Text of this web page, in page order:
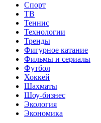
Спорт
ТВ
Теннис
Технологии
Тренды
Фигурное катание
Фильмы и сериалы
Футбол
Хоккей
Шахматы
Шоу-бизнес
Экология
Экономика